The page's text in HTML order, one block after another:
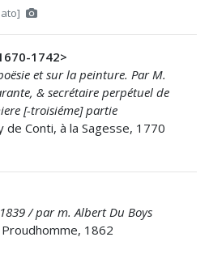
1742>
et sur la peinture. Par M.
& secrétaire perpétuel de
[-troisiéme] partie
de Conti, à la Sagesse, 1770
/ par m. Albert Du Boys
1862